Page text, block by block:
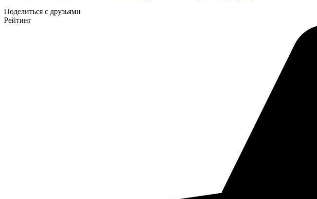
Поделиться с друзьями
Рейтинг